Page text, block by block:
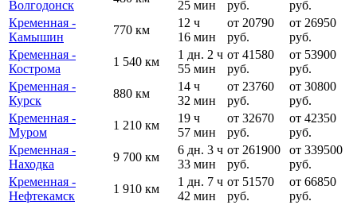
Волгодонск
25 мин
руб.
руб.
Кременная -
Камышин
770 км
12 ч
16 мин
от 20790
руб.
от 26950
руб.
Кременная -
Кострома
1 540 км
1 дн. 2 ч
55 мин
от 41580
руб.
от 53900
руб.
Кременная -
Курск
880 км
14 ч
32 мин
от 23760
руб.
от 30800
руб.
Кременная -
Муром
1 210 км
19 ч
57 мин
от 32670
руб.
от 42350
руб.
Кременная -
Находка
9 700 км
6 дн. 3 ч
33 мин
от 261900
руб.
от 339500
руб.
Кременная -
Нефтекамск
1 910 км
1 дн. 7 ч
42 мин
от 51570
руб.
от 66850
руб.